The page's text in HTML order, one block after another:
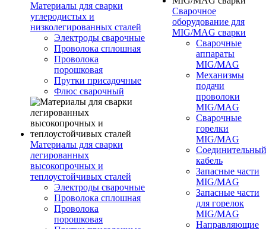
Материалы для сварки
углеродистых и
низколегированных сталей
Электроды сварочные
Проволока сплошная
Проволока
порошковая
Прутки присадочные
Флюс сварочный
Материалы для сварки
легированных
высокопрочных и
теплоустойчивых сталей
Электроды сварочные
Проволока сплошная
Проволока
порошковая
Сварочное
оборудование для
MIG/MAG сварки
Сварочные
аппараты
MIG/MAG
Механизмы
подачи
проволоки
MIG/MAG
Сварочные
горелки
MIG/MAG
Соединительный
кабель
Запасные части
MIG/MAG
Запасные части
для горелок
MIG/MAG
Направляющие